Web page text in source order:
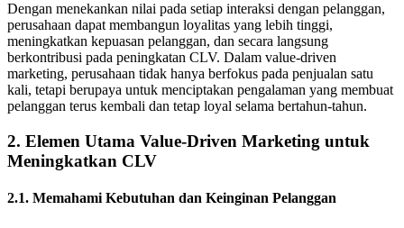
Dengan menekankan nilai pada setiap interaksi dengan pelanggan,
perusahaan dapat membangun loyalitas yang lebih tinggi,
meningkatkan kepuasan pelanggan, dan secara langsung
berkontribusi pada peningkatan CLV. Dalam value-driven
marketing, perusahaan tidak hanya berfokus pada penjualan satu
kali, tetapi berupaya untuk menciptakan pengalaman yang membuat
pelanggan terus kembali dan tetap loyal selama bertahun-tahun.
2. Elemen Utama Value-Driven Marketing untuk
Meningkatkan CLV
2.1. Memahami Kebutuhan dan Keinginan Pelanggan